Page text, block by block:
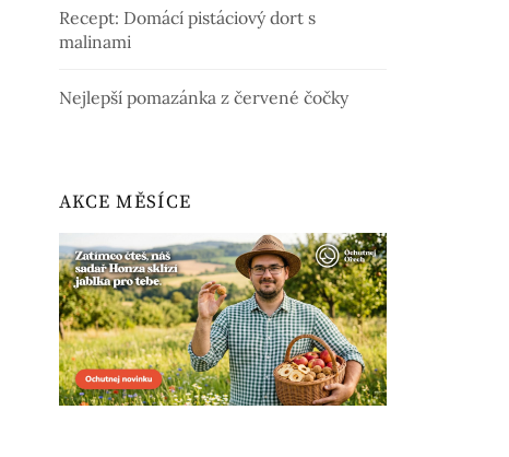
Recept: Domácí pistáciový dort s
malinami
Nejlepší pomazánka z červené čočky
AKCE MĚSÍCE